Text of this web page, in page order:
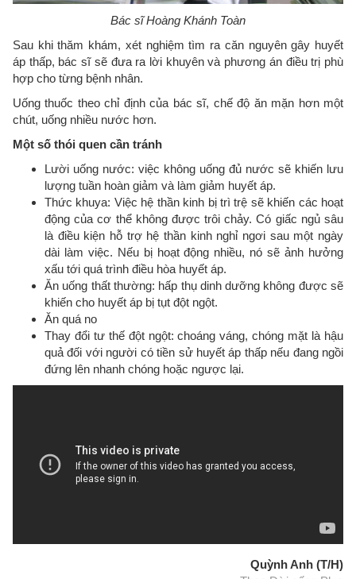
Bác sĩ Hoàng Khánh Toàn
Sau khi thăm khám, xét nghiệm tìm ra căn nguyên gây huyết
áp thấp, bác sĩ sẽ đưa ra lời khuyên và phương án điều trị phù
hợp cho từng bệnh nhân.
Uống thuốc theo chỉ định của bác sĩ, chế độ ăn mặn hơn một
chút, uống nhiều nước hơn.
Một số thói quen cần tránh
Lười uống nước: việc không uống đủ nước sẽ khiến lưu
lượng tuần hoàn giảm và làm giảm huyết áp.
Thức khuya: Việc hệ thần kinh bị trì trệ sẽ khiến các hoạt
động của cơ thể không được trôi chảy. Có giấc ngủ sâu
là điều kiện hỗ trợ hệ thần kinh nghỉ ngơi sau một ngày
dài làm việc. Nếu bị hoạt động nhiều, nó sẽ ảnh hưởng
xấu tới quá trình điều hòa huyết áp.
Ăn uống thất thường: hấp thụ dinh dưỡng không được sẽ
khiến cho huyết áp bị tụt đột ngột.
Ăn quá no
Thay đổi tư thế đột ngột: choáng váng, chóng mặt là hậu
quả đối với người có tiền sử huyết áp thấp nếu đang ngồi
đứng lên nhanh chóng hoặc ngược lại.
Quỳnh Anh (T/H)